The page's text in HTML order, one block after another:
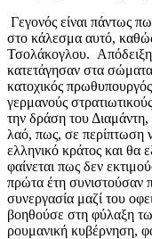
Γεγονός είναι πάντως
στο κάλεσμα αυτό,
Τσολάκογλου. Απόδειξη
κατετάγησαν στα
κατοχικός
γερμανούς
την δράση του Διαμάντη,
λαό, πως, σε περίπτωση
ελληνικό κράτος και θα
φαίνεται πως δεν
πρώτα έτη συνιστούσαν
συνεργασία μαζί του
βοηθούσε στη φύλαξη
ρουμανική κυβέρνηση,